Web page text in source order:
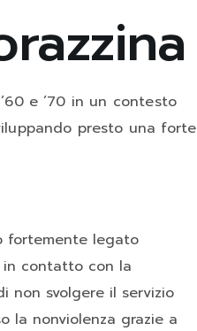
e ’70 in un contesto
presto una forte
fortemente legato
in contatto con la
non svolgere il servizio
la nonviolenza grazie a